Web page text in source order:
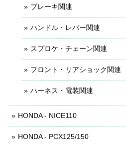
ブレーキ関連
ハンドル・レバー関連
スプロケ・チェーン関連
フロント・リアショック関連
ハーネス・電装関連
HONDA - NICE110
HONDA - PCX125/150